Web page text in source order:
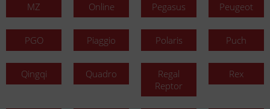
MZ Online Pegasus Peugeot
PGO Piaggio Polaris Puch
Qingqi Quadro
Regal
Reptor
Rex